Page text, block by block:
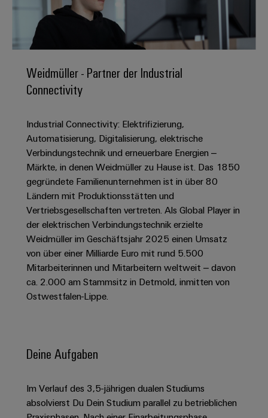
erlebbar
und
Produkte
für
effizient,
zuverlässig,
skalierbar
Energiespeicher
Lösungen
und
Produkte
Energiespeichersysteme
(ESS)
Energieübertragung
und
-
Sicherheit
für
Gebäudeinfrastruktur
Anschlusstechnologie
u-
OS
Computing
Industrial
5G
Single
Pair
Ethernet
Schaltschrank-
und
Feldebene
Smart
Building
Smart
Leiterplattenklemmen
Gehäusesysteme
und
komponenten
und
-
komponenten
Anschlussleitungen,
Patchkabel
und
Kabel
SPS
Systemverkabelung
&
Migrationslösungen
Verteilerboxen
Elektronik
Beratung
und
digitale
Planung
easyConnect
-
Ihre
Industrial
Service
Platform
Connectivity
Consulting
Weidmüller
PCB
Connector
Vertrieb uns
Promotionfahrzeug
Distribution
für
unsere
Partner
Vertrieb
Großhandelssuche
News
Messen
Newsletter
Kundenservice
Webshop
Preisliste
Weidmüller
Fakten
Unser
Nachhaltigkeit
Weidmüller
Academy
People
&
Culture
Compliance
Weidmüller
Welt
|
Länder
Stellen
Berufserfahrene
Für
Werkstudententätigkeiten
Praktika
Abschlussarbeiten
Neuanfang
für
Studienabbrecher
Offene
Stellen
für
Für
und
Schüler
Weidmüller - Partner der Industrial
Connectivity
Industrial Connectivity: Elektrifizierung,
Automatisierung, Digitalisierung, elektrische
Verbindungstechnik und erneuerbare Energien –
Märkte, in denen Weidmüller zu Hause ist. Das 1850
gegründete Familienunternehmen ist in über 80
Ländern mit Produktionsstätten und
Vertriebsgesellschaften vertreten. Als Global Player in
der elektrischen Verbindungstechnik erzielte
Weidmüller im Geschäftsjahr 2025 einen Umsatz
von über einer Milliarde Euro mit rund 5.500
Mitarbeiterinnen und Mitarbeitern weltweit – davon
ca. 2.000 am Stammsitz in Detmold, inmitten von
Ostwestfalen-Lippe.
Deine Aufgaben
Im Verlauf des 3,5-jährigen dualen Studiums
absolvierst Du Dein Studium parallel zu betrieblichen